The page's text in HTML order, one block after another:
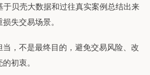
于贝壳大数据和过往真实案例总结出来
失交易场景。
，不是最终目的，避免交易风险、改
初衷。